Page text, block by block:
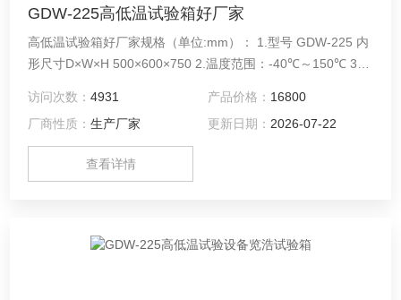
GDW-225高低温试验箱好厂家
高低温试验箱好厂家规格（单位:mm）： 1.型号 GDW-225 内
形尺寸D×W×H 500×600×750 2.温度范围：-40℃～150℃ 3.
访问次数：4931 产品价格： 16800
厂商性质：生产厂家 更新日期： 2026-07-22
查看详情